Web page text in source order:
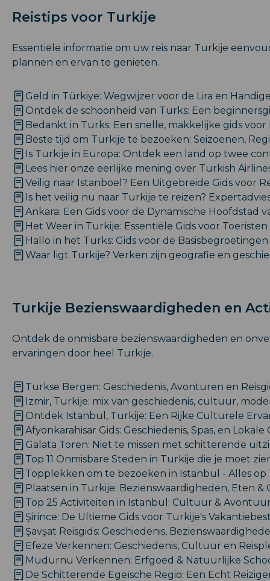
Reistips voor Turkije
Essentiële informatie om uw reis naar Turkije
plannen en ervan te genieten.
Geld in Türkiye: Wegwijzer voor de Lira en
Ontdek de schoonheid van Turks: Een
Bedankt in Turks: Een snelle, makkelijke gids
Beste tijd om Turkije te bezoeken: Seizoenen,
Is Turkije in Europa: Ontdek een land op twee
Lees hier onze eerlijke mening over Turkish
Veilig naar Istanboel? Een Uitgebreide Gids voor
Is het veilig nu naar Turkije te reizen?
Ankara: Een Gids voor de Dynamische Hoofdstad
Het Weer in Turkije: Essentiële Gids voor Toeristen
Hallo in het Turks: Gids voor de Basisbegroetingen
Waar ligt Turkije? Verken zijn geografie en
Turkije Bezienswaardigheden en
Ontdek de onmisbare bezienswaardigheden en
ervaringen door heel Turkije.
Turkse Bergen: Geschiedenis, Avonturen en
Izmir, Turkije: mix van geschiedenis, cultuur,
Ontdek Istanbul, Turkije: Een Rijke Culturele
Afyonkarahisar Gids: Geschiedenis, Spas, en
Galata Toren: Niet te missen met schitterende
Top 11 Onmisbare Steden in Turkije die je moet
Topplekken om te bezoeken in Istanbul - Alles op
Plaatsen in Turkije: Bezienswaardigheden, Eten
Top 25 Activiteiten in Istanbul: Cultuur &
Şirince: De Ultieme Gids voor Turkije's
Şavşat Reisgids: Geschiedenis,
Efeze Verkennen: Geschiedenis, Cultuur en
Mudurnu Verkennen: Erfgoed & Natuurlijke
De Schitterende Egeïsche Regio: Een Echt